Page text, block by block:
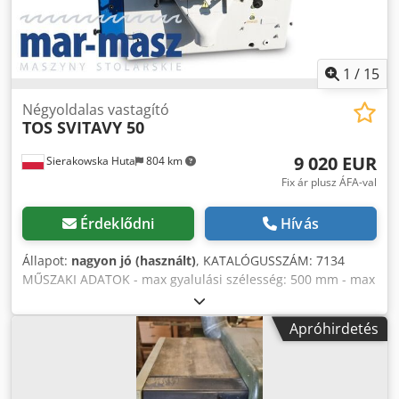
árfolyamváltozás esetén módosulhatnak)
1 / 15
Sierakowska Huta 804 km
Négyoldalas vastagító
TOS SVITAVY 50
9 020 EUR
Fix ár plusz ÁFA-val
Érdeklődni Hívás
Állapot: nagyon jó (használt), KATALÓGUSSZÁM: 7134
MŰSZAKI ADATOK - max gyalulási szélesség: 500 mm - max
gyalulási magasság: 190 mm Felülről: -
visszacsapódásgátlók - húzó, szekvenciális tengely - 2 soros
szorítógörgők - behúzó, szekvenciális tengely -
gyalultengely: 500 mm, 4 késes, 7,5 kW-os motor -
szorítógörgők - sima, kihúzó tengely - kimeneti szorító
Alulról: - állítható bevezető asztal + szorító - csúszó, sima
Apróhirdetés